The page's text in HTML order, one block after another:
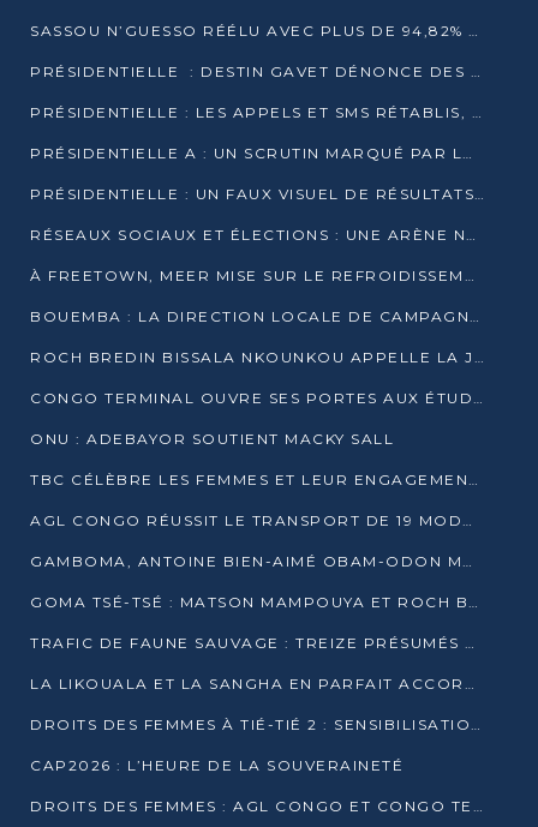
SASSOU N’GUESSO RÉÉLU AVEC PLUS DE 94,82% DES VOIX
PRÉSIDENTIELLE : DESTIN GAVET DÉNONCE DES IRRÉGULARITÉS ET REVENDIQUE LA VICTOIRE
PRÉSIDENTIELLE : LES APPELS ET SMS RÉTABLIS, INTERNET RESTE BLOQUÉ
PRÉSIDENTIELLE A : UN SCRUTIN MARQUÉ PAR LA COUPURE D’INTERNET ET UNE AFFLUENCE TIMIDE À BRAZZAVILLE
PRÉSIDENTIELLE : UN FAUX VISUEL DE RÉSULTATS CIRCULE
RÉSEAUX SOCIAUX ET ÉLECTIONS : UNE ARÈNE NUMÉRIQUE EN PLEINE MUTATION AU CONGO
À FREETOWN, MEER MISE SUR LE REFROIDISSEMENT PASSIF FACE À LA CHALEUR EXTRÊME
BOUEMBA : LA DIRECTION LOCALE DE CAMPAGNE DE DENIS SASSOU N’GUESSO MULTIPLIE LES ACTIVITÉS DE MOBILISATION
ROCH BREDIN BISSALA NKOUNKOU APPELLE LA JEUNESSE DE GOMA TSÉ-TSÉ À UN VOTE MASSIF POUR DENIS SASSOU NGUESSO
CONGO TERMINAL OUVRE SES PORTES AUX ÉTUDIANTS EN TRANSPORT ET LOGISTIQUE
ONU : ADEBAYOR SOUTIENT MACKY SALL
TBC CÉLÈBRE LES FEMMES ET LEUR ENGAGEMENT À L’OCCASION DU 8 MARS
AGL CONGO RÉUSSIT LE TRANSPORT DE 19 MODULES HORS GABARIT ENTRE POINTE-NOIRE ET BRAZZAVILLE
GAMBOMA, ANTOINE BIEN-AIMÉ OBAM-ODON MOBILISE LES 32 148 ÉLECTEURS EN FAVEUR DE DENIS SASSOU NGUESSO
GOMA TSÉ-TSÉ : MATSON MAMPOUYA ET ROCH BREDIN BISSALA NKOUNKOU EN CAMPAGNE DE PROXIMITÉ
TRAFIC DE FAUNE SAUVAGE : TREIZE PRÉSUMÉS TRAFIQUANTS INTERPELLÉS AU CONGO EN 2025
LA LIKOUALA ET LA SANGHA EN PARFAIT ACCORD AVEC LE PROJET DE SOCIÉTÉ DU CANDIDAT DENIS SASSOU-N’GUESSO
DROITS DES FEMMES À TIÉ-TIÉ 2 : SENSIBILISATION ET PÉDAGOGIE SUR LE DROIT DE VOTE
CAP2026 : L’HEURE DE LA SOUVERAINETÉ
DROITS DES FEMMES : AGL CONGO ET CONGO TERMINAL METTENT EN AVANT LE LEADERSHIP FÉMININ